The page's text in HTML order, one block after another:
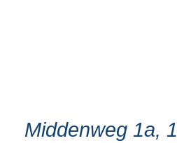
Middenweg 1a,